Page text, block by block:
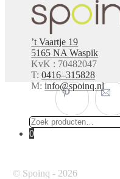
’t Vaartje 19
5165 NA Waspik
KvK : 70482047
T:0416–315828
M:info@spoinq.nl
0
© Spoinq - 2026